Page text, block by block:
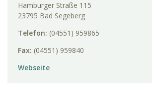
Hamburger Straße 115
23795 Bad Segeberg
Telefon: (04551) 959865
Fax: (04551) 959840
Webseite